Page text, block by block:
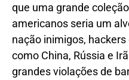
que uma grande
americanos seria um
nação inimigos,
como China, Rússia e
grandes violações de